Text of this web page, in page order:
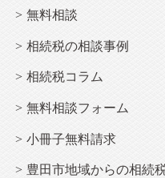
無料相談
相続税の相談事例
相続税コラム
無料相談フォーム
小冊子無料請求
豊田市地域からの相続